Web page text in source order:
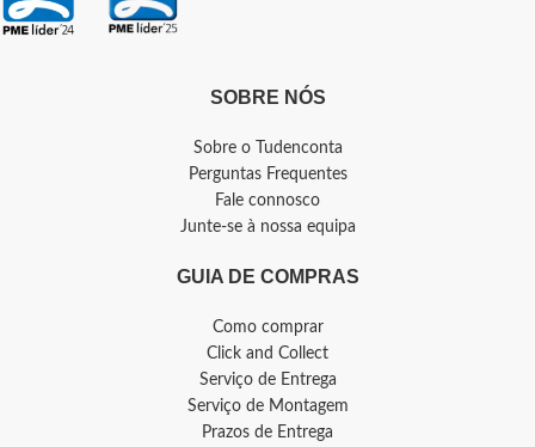
SOBRE NÓS
Sobre o Tudenconta
Perguntas Frequentes
Fale connosco
Junte-se à nossa equipa
GUIA DE COMPRAS
Como comprar
Click and Collect
Serviço de Entrega
Serviço de Montagem
Prazos de Entrega